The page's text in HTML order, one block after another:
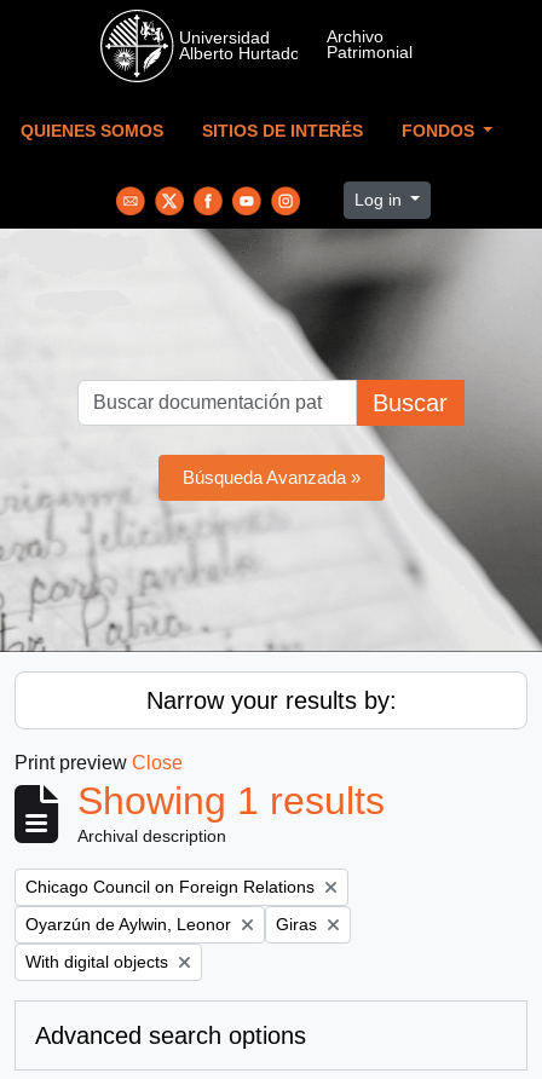
Skip to main content
QUIENES SOMOS SITIOS DE INTERÉS FONDOS
Log in
Buscar
Búsqueda Avanzada »
Narrow your results by:
Print preview Close
Showing 1 results
Archival description
Remove filter:
Chicago Council on Foreign Relations
Remove filter:
Oyarzún de Aylwin, Leonor Remove filter:
Giras
Remove filter:
With digital objects
Advanced search options